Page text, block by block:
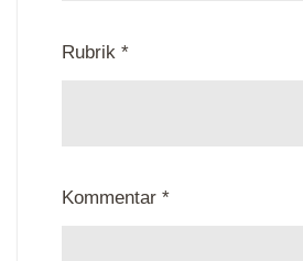
Rubrik *
Kommentar *